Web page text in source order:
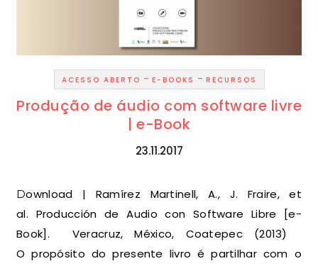
ACESSO ABERTO - E-BOOKS - RECURSOS
Produção de áudio com software livre
| e-Book
23.11.2017
Download | Ramírez Martinell, A., J. Fraire, et
al. Producción de Audio con Software Libre [e-
Book]. Veracruz, México, Coatepec (2013)
O propósito do presente livro é partilhar com o